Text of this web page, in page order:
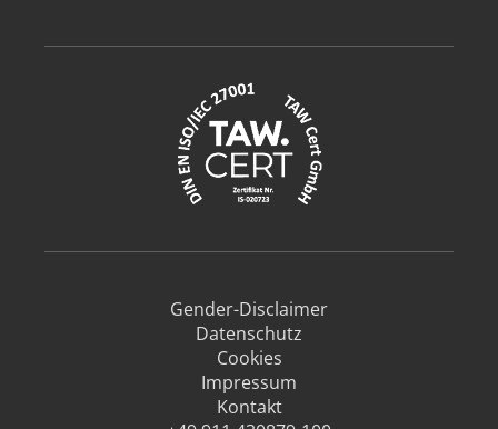
Gender-Disclaimer
Datenschutz
Cookies
Impressum
Kontakt